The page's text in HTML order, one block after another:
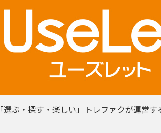
「選ぶ・探す・楽しい」トレファクが運営